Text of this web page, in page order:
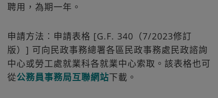
聘用，為期一年。
申請方法︰申請表格 [G.F. 340（7/2023修訂
版）] 可向民政事務總署各區民政事務處民政諮詢
中心或勞工處就業科各就業中心索取。該表格也可
從公務員事務局互聯網站下載。